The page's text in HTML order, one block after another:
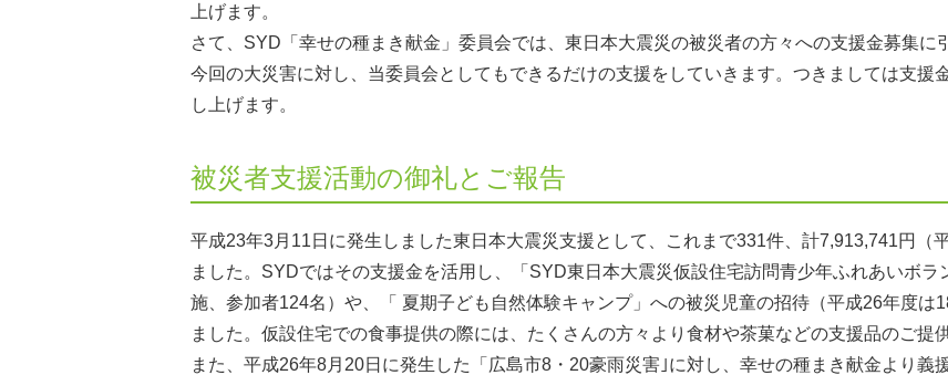
上げます。
さて、SYD「幸せの種まき献金」委員会では、東日本大震災の被災者の方々への支援金募集に
今回の大災害に対し、当委員会としてもできるだけの支援をしていきます。つきましては支援
し上げます。
被災者支援活動の御礼とご報告
平成23年3月11日に発生しました東日本大震災支援として、これまで331件、計7,913,741円（
ました。SYDではその支援金を活用し、「SYD東日本大震災仮設住宅訪問青少年ふれあいボ
施、参加者124名）や、「 夏期子ども自然体験キャンプ」への被災児童の招待（平成26年度は
ました。仮設住宅での食事提供の際には、たくさんの方々より食材や茶菓などの支援品のご提
また、平成26年8月20日に発生した「広島市8・20豪雨災害｣に対し、幸せの種まき献金より義